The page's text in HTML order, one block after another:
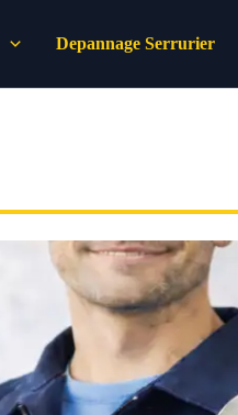
Depannage Serrurier